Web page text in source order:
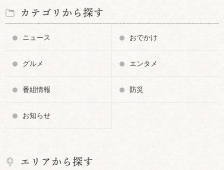
カテゴリから探す
ニュース おでかけ
グルメ エンタメ
番組情報 防災
お知らせ
エリアから探す